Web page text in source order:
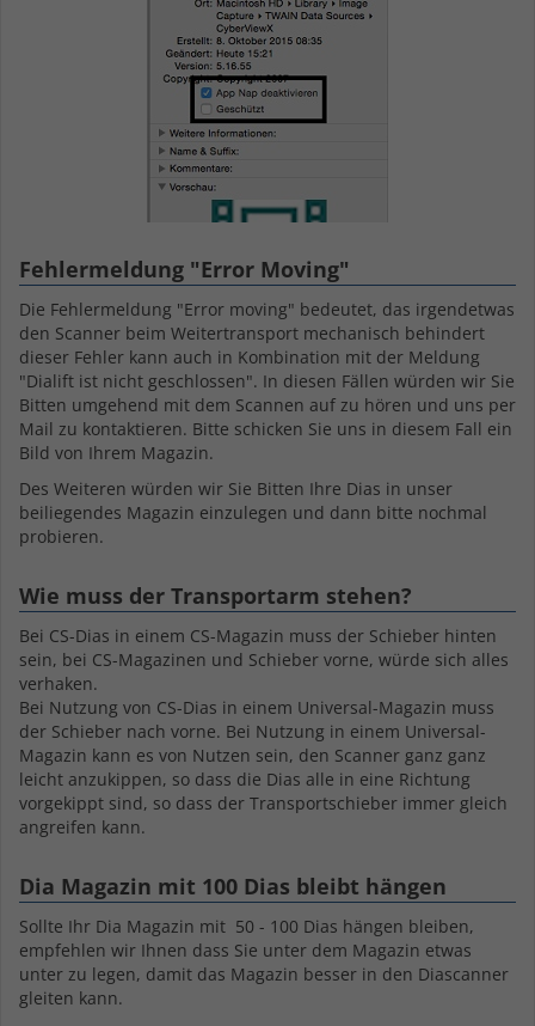
Fehlermeldung "Error Moving"
Die Fehlermeldung "Error moving" bedeutet, das irgendetwas
den Scanner beim Weitertransport mechanisch behindert
dieser Fehler kann auch in Kombination mit der Meldung
"Dialift ist nicht geschlossen". In diesen Fällen würden wir Sie
Bitten umgehend mit dem Scannen auf zu hören und uns per
Mail zu kontaktieren. Bitte schicken Sie uns in diesem Fall ein
Bild von Ihrem Magazin.
Des Weiteren würden wir Sie Bitten Ihre Dias in unser
beiliegendes Magazin einzulegen und dann bitte nochmal
probieren.
Wie muss der Transportarm stehen?
Bei CS-Dias in einem CS-Magazin muss der Schieber hinten
sein, bei CS-Magazinen und Schieber vorne, würde sich alles
verhaken.
Bei Nutzung von CS-Dias in einem Universal-Magazin muss
der Schieber nach vorne. Bei Nutzung in einem Universal-
Magazin kann es von Nutzen sein, den Scanner ganz ganz
leicht anzukippen, so dass die Dias alle in eine Richtung
vorgekippt sind, so dass der Transportschieber immer gleich
angreifen kann.
Dia Magazin mit 100 Dias bleibt hängen
Sollte Ihr Dia Magazin mit 50 - 100 Dias hängen bleiben,
empfehlen wir Ihnen dass Sie unter dem Magazin etwas
unter zu legen, damit das Magazin besser in den Diascanner
gleiten kann.